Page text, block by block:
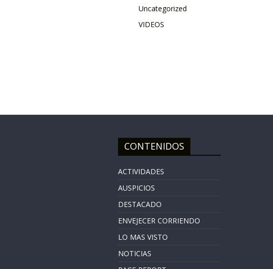
Uncategorized
VIDEOS
CONTENIDOS
ACTIVIDADES
AUSPICIOS
DESTACADO
ENVEJECER CORRIENDO
LO MAS VISTO
NOTICIAS